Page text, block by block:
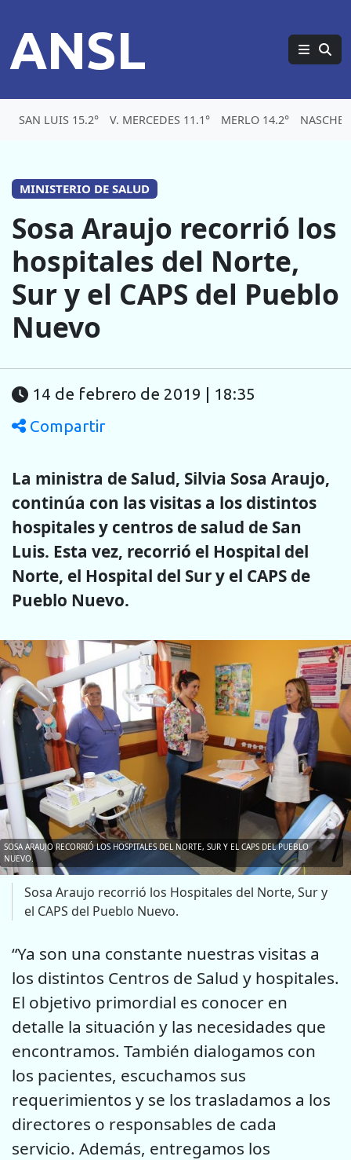
ANSL
SAN LUIS 15.2° V. MERCEDES 11.1° MERLO 14.2°
MINISTERIO DE SALUD
Sosa Araujo recorrió los
hospitales del Norte,
Sur y el CAPS del Pueblo
Nuevo
14 de febrero de 2019 | 18:35
Compartir
La ministra de Salud, Silvia Sosa Araujo,
continúa con las visitas a los distintos
hospitales y centros de salud de San
Luis. Esta vez, recorrió el Hospital del
Norte, el Hospital del Sur y el CAPS de
Pueblo Nuevo.
SOSA ARAUJO RECORRIÓ LOS HOSPITALES DEL NORTE, SUR Y EL CAPS DEL PUEBLO
NUEVO.
Sosa Araujo recorrió los Hospitales del Norte, Sur y
el CAPS del Pueblo Nuevo.
“Ya son una constante nuestras visitas a
los distintos Centros de Salud y hospitales.
El objetivo primordial es conocer en
detalle la situación y las necesidades que
encontramos. También dialogamos con
los pacientes, escuchamos sus
requerimientos y se los trasladamos a los
directores o responsables de cada
servicio. Además, entregamos los